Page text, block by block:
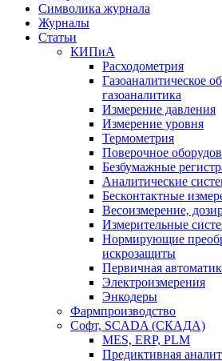
Символика журнала
Журналы
Статьи
КИПиА
Расходометрия
Газоаналитическое
газоаналитика
Измерение давления
Измерение уровня
Термометрия
Поверочное
Безбумажные
Аналитические
Бесконтактные
Весоизмерение,
Измерительные
Нормирующие
искрозащиты
Первичная
Электроизмерения
Энкодеры
Фармпроизводство
Софт, SCADA (СКАДА)
MES, ERP, PLM
Предиктивная